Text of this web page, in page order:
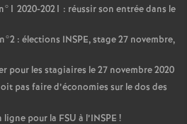
2020-2021 : réussir son entrée dans le
: élections INSPE, stage 27 novembre,
pour les stagiaires le 27 novembre 2020
pas faire d’économies sur le dos des
ligne pour la FSU à l’INSPE !